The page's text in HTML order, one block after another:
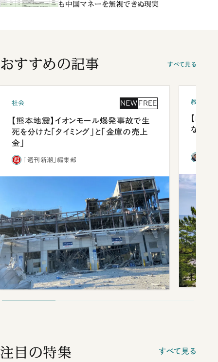
も中国マネーを無視できぬ現実
おすすめの記事 すべて見る
社会 NEW FREE
【熊本地震】イオンモール爆発事故で生
死を分けた「タイミング」と「金庫の売上
金」
「週刊新潮」編集部
教育
【四
ながら
注目の特集 すべて見る